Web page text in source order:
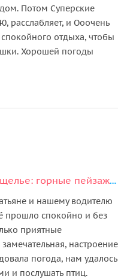
Потом Суперские
расслабляет, и Ооочень
отдыха, чтобы
Хорошей погоды
Авторский тур в Гуамское ущелье: горные пейзажи и отдых в термах
и нашему водителю
прошло спокойно и без
приятные
настроение
погода, нам удалось
и послушать птиц.